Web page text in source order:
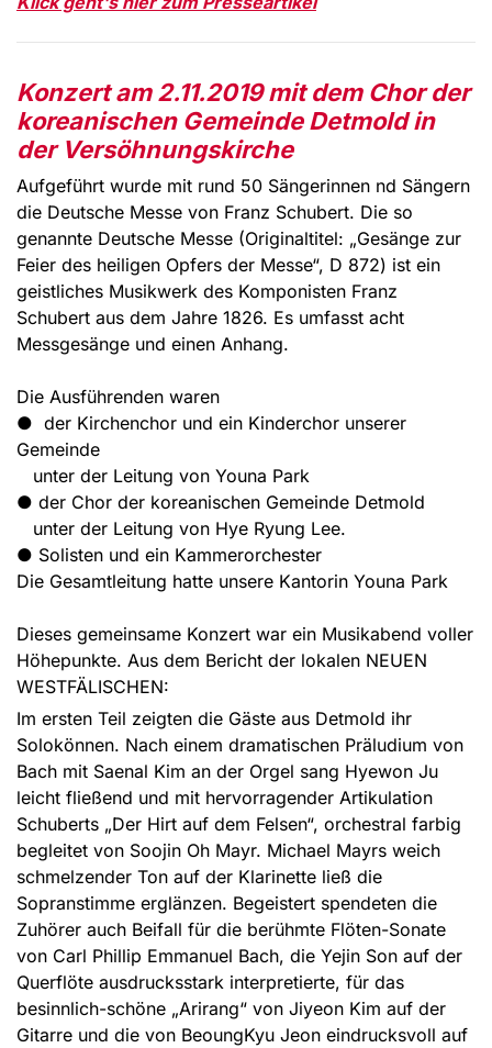
Konzert am 2.11.2019 mit dem Chor der
koreanischen Gemeinde Detmold in
der Versöhnungskirche
Aufgeführt wurde mit rund 50 Sängerinnen nd Sängern
die Deutsche Messe von Franz Schubert. Die so
genannte Deutsche Messe (Originaltitel: „Gesänge zur
Feier des heiligen Opfers der Messe“, D 872) ist ein
geistliches Musikwerk des Komponisten Franz
Schubert aus dem Jahre 1826. Es umfasst acht
Messgesänge und einen Anhang.
Die Ausführenden waren
● der Kirchenchor und ein Kinderchor unserer
Gemeinde
unter der Leitung von Youna Park
● der Chor der koreanischen Gemeinde Detmold
unter der Leitung von Hye Ryung Lee.
● Solisten und ein Kammerorchester
Die Gesamtleitung hatte unsere Kantorin Youna Park
Dieses gemeinsame Konzert war ein Musikabend voller
Höhepunkte. Aus dem Bericht der lokalen NEUEN
WESTFÄLISCHEN:
Im ersten Teil zeigten die Gäste aus Detmold ihr
Solokönnen. Nach einem dramatischen Präludium von
Bach mit Saenal Kim an der Orgel sang Hyewon Ju
leicht fließend und mit hervorragender Artikulation
Schuberts „Der Hirt auf dem Felsen“, orchestral farbig
begleitet von Soojin Oh Mayr. Michael Mayrs weich
schmelzender Ton auf der Klarinette ließ die
Sopranstimme erglänzen. Begeistert spendeten die
Zuhörer auch Beifall für die berühmte Flöten-Sonate
von Carl Phillip Emmanuel Bach, die Yejin Son auf der
Querflöte ausdrucksstark interpretierte, für das
besinnlich-schöne „Arirang“ von Jiyeon Kim auf der
Gitarre und die von BeoungKyu Jeon eindrucksvoll auf